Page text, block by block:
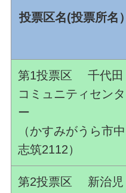
投票区名(投票所名）
第1投票区 千代田
コミュニティセンタ
ー
（かすみがうら市中
志筑2112）
第2投票区 新治児